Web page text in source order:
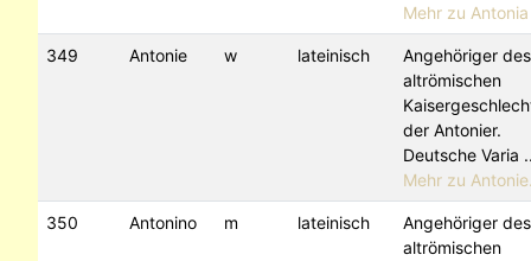
Mehr zu Antonia
349 Antonie w lateinisch
Angehöriger des
altrömischen
der Antonier.
Deutsche Varia
Mehr zu
350 Antonino m lateinisch
Angehöriger des
altrömischen